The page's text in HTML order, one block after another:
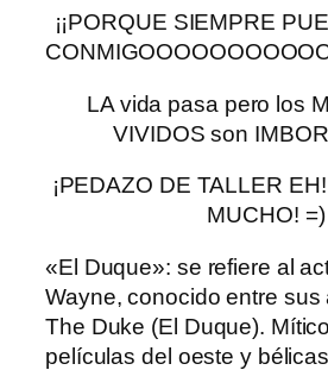
¡¡PORQUE SIEMPRE
LA vida pasa pero los
VIVIDOS son
¡PEDAZO DE TALLER
MUCHO! =)
«El Duque»: se refiere al
Wayne, conocido entre sus
The Duke (El Duque).
películas del oeste y